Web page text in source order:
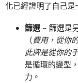
化已經證明了自己是
篩選 – 篩選是
（費用，從你
此牌是從你的
是循環的變型
力。